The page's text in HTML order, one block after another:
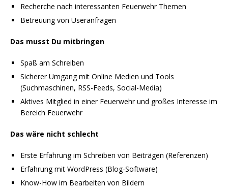
Recherche nach interessanten Feuerwehr Themen
Betreuung von Useranfragen
Das musst Du mitbringen
Spaß am Schreiben
Sicherer Umgang mit Online Medien und Tools
(Suchmaschinen, RSS-Feeds, Social-Media)
Aktives Mitglied in einer Feuerwehr und großes Interesse im
Bereich Feuerwehr
Das wäre nicht schlecht
Erste Erfahrung im Schreiben von Beiträgen (Referenzen)
Erfahrung mit WordPress (Blog-Software)
Know-How im Bearbeiten von Bildern